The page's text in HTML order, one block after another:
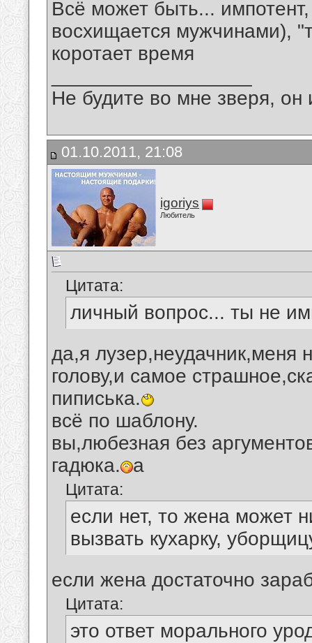
Всё может быть...
восхищается мужчинами),
коротает время
Не будите во мне зверя, он
01.10.2011, 21:08
igoriys
Любитель
Цитата:
личный вопрос... ты не
да,я лузер,неудачник,меня
голову,и самое
пиписька.
всё по шаблону.
вы,любезная без
гадюка.
а
Цитата:
если нет, то жена может
вызвать кухарку,
если жена достаточно
Цитата:
это ответ морального